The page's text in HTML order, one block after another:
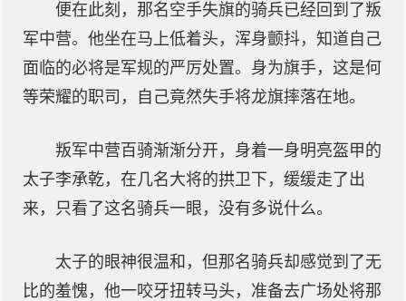
便在此刻，那名空手失旗的骑兵已经回到了叛
军中营。他坐在马上低着头，浑身颤抖，知道自己
面临的必将是军规的严厉处置。身为旗手，这是何
等荣耀的职司，自己竟然失手将龙旗摔落在地。
叛军中营百骑渐渐分开，身着一身明亮盔甲的
太子李承乾，在几名大将的拱卫下，缓缓走了出
来，只看了这名骑兵一眼，没有多说什么。
太子的眼神很温和，但那名骑兵却感觉到了无
比的羞愧，他一咬牙扭转马头，准备去广场处将那